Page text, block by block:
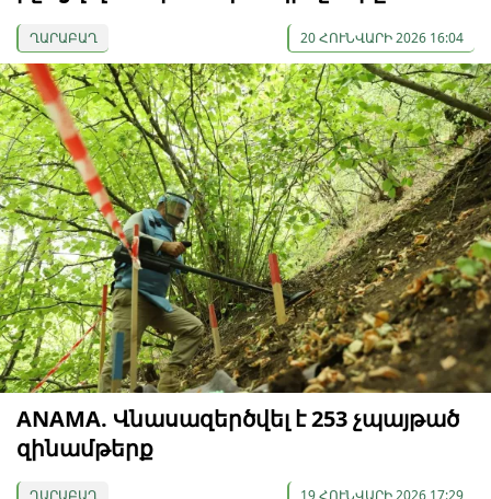
ՂԱՐԱԲԱՂ 20 ՀՈՒՆՎԱՐԻ 2026 16:04
ANAMA. Վնասազերծվել է 253 չպայթած
զինամթերք
ՂԱՐԱԲԱՂ 19 ՀՈՒՆՎԱՐԻ 2026 17:29